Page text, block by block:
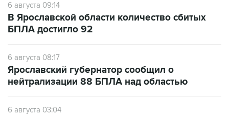
6 августа 09:14
В Ярославской области количество сбитых
БПЛА достигло 92
6 августа 08:17
Ярославский губернатор сообщил о
нейтрализации 88 БПЛА над областью
6 августа 03:04